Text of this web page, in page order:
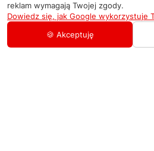
reklam wymagają Twojej zgody.
Dowiedz się, jak Google wykorzystuje
🍪 Akceptuję